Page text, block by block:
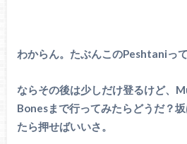
わからん。たぶんこのPeshtaniっ
ならその後は少しだけ登るけど、
Bonesまで行ってみたらどうだ？
たら押せばいいさ。